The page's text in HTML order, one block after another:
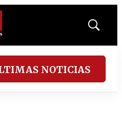
Mostrar
NOTICIAS